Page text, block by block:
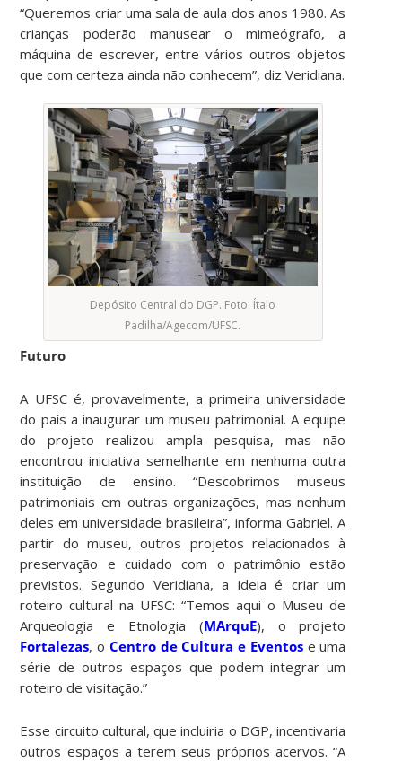
“Queremos criar uma sala de aula dos anos 1980. As
crianças poderão manusear o mimeógrafo, a
máquina de escrever, entre vários outros objetos
que com certeza ainda não conhecem”, diz Veridiana.
Depósito Central do DGP. Foto: Ítalo
Padilha/Agecom/UFSC.
Futuro
A UFSC é, provavelmente, a primeira universidade
do país a inaugurar um museu patrimonial. A equipe
do projeto realizou ampla pesquisa, mas não
encontrou iniciativa semelhante em nenhuma outra
instituição de ensino. “Descobrimos museus
patrimoniais em outras organizações, mas nenhum
deles em universidade brasileira”, informa Gabriel. A
partir do museu, outros projetos relacionados à
preservação e cuidado com o patrimônio estão
previstos. Segundo Veridiana, a ideia é criar um
roteiro cultural na UFSC: “Temos aqui o Museu de
Arqueologia e Etnologia (MArquE), o projeto
Fortalezas, o Centro de Cultura e Eventose uma
série de outros espaços que podem integrar um
roteiro de visitação.”
Esse circuito cultural, que incluiria o DGP, incentivaria
outros espaços a terem seus próprios acervos. “A